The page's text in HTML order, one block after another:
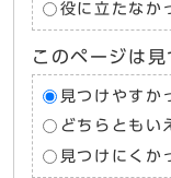
役に立たなか
このページは
見つけやすか
どちらともい
見つけにくか